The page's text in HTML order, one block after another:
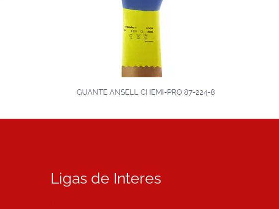
GUANTE ANSELL CHEMI-PRO 87-224-8
Ligas de Interes